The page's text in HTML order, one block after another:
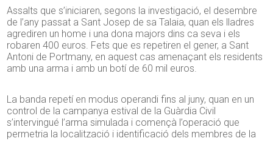
Assalts que s’iniciaren, segons la investigació, el desembre
de l’any passat a Sant Josep de sa Talaia, quan els lladres
agrediren un home i una dona majors dins ca seva i els
robaren 400 euros. Fets que es repetiren el gener, a Sant
Antoni de Portmany, en aquest cas amenaçant els residents
amb una arma i amb un botí de 60 mil euros.
La banda repetí en modus operandi fins al juny, quan en un
control de la campanya estival de la Guàrdia Civil
s’intervingué l’arma simulada i començà l’operació que
permetria la localització i identificació dels membres de la